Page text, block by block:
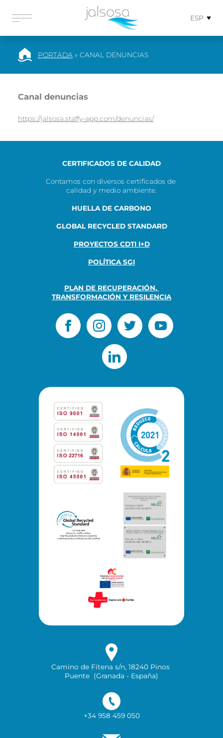
ESP
PORTADA » CANAL DENUNCIAS
Canal denuncias
https://jalsosa.staffy-app.com/denuncias/
CERTIFICADOS DE CALIDAD
Contamos con diversos certificados de
calidad y medio ambiente.
HUELLA DE CARBONO
GLOBAL RECYCLED STANDARD
PROYECTOS CDTI I+D
POLÍTICA SGI
PLAN DE RECUPERACIÓN,
TRANSFORMACIÓN Y RESILENCIA
Camino de Fitena s/n, 18240 Pinos
Puente  (Granada - España)
+34 958 459 050